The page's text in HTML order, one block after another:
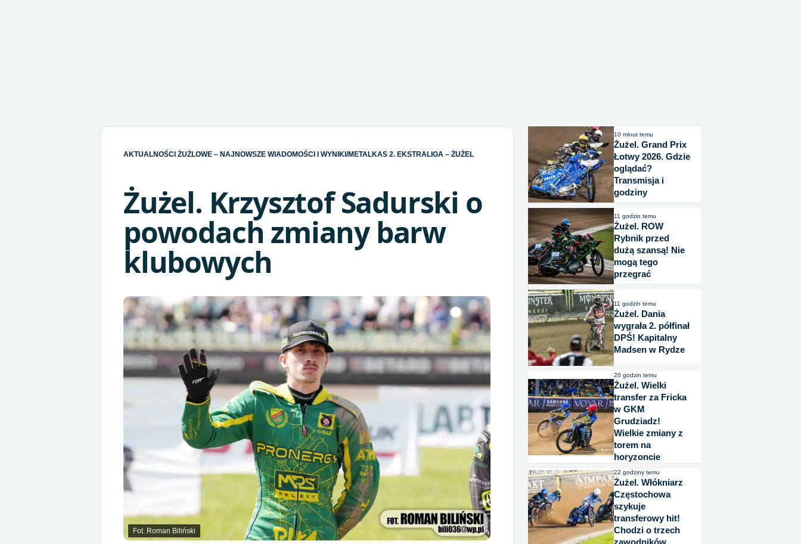
AKTUALNOŚCI ŻUŻLOWE – NAJNOWSZE WIADOMOŚCI I WYNIKI /METALKAS 2. EKSTRALIGA – ŻUŻEL
Żużel. Krzysztof Sadurski o
powodach zmiany barw
klubowych
Fot. Roman Biliński
10 minut temu
Żużel. Grand Prix
Łotwy 2026. Gdzie
oglądać?
Transmisja i
godziny
11 godzin temu
Żużel. ROW
Rybnik przed
dużą szansą! Nie
mogą tego
przegrać
11 godzin temu
Żużel. Dania
wygrała 2. półfinał
DPŚ! Kapitalny
Madsen w Rydze
20 godzin temu
Żużel. Wielki
transfer za Fricka
w GKM
Grudziadz!
Wielkie zmiany z
torem na
horyzoncie
22 godziny temu
Żużel. Włókniarz
Częstochowa
szykuje
transferowy hit!
Chodzi o trzech